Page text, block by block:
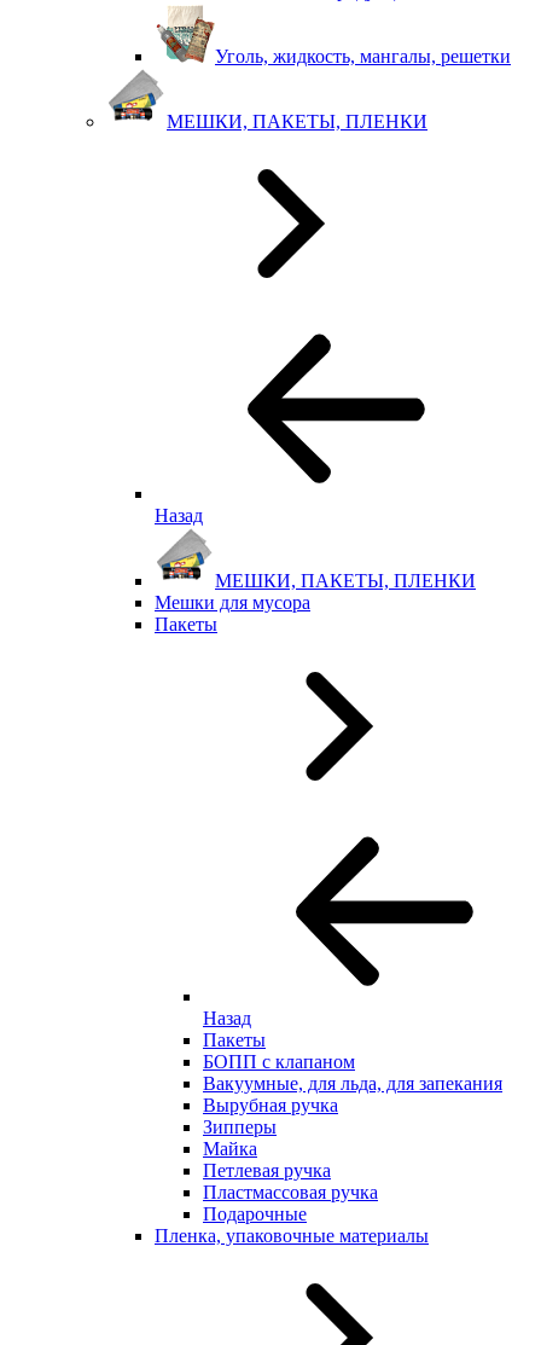
Уголь, жидкость, мангалы, решетки
МЕШКИ, ПАКЕТЫ, ПЛЕНКИ
Назад
МЕШКИ, ПАКЕТЫ, ПЛЕНКИ
Мешки для мусора
Пакеты
Назад
Пакеты
БОПП с клапаном
Вакуумные, для льда, для запекания
Вырубная ручка
Зипперы
Майка
Петлевая ручка
Пластмассовая ручка
Подарочные
Пленка, упаковочные материалы